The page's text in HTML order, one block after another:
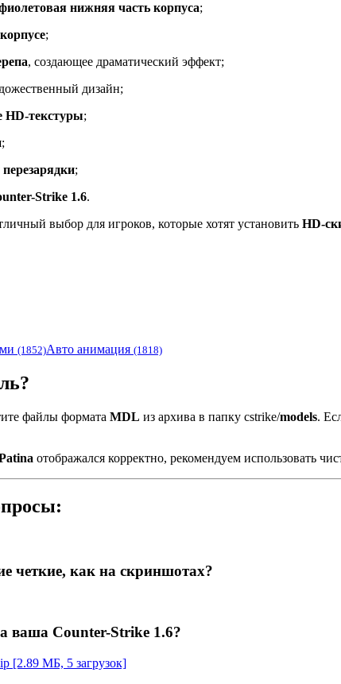
нижняя часть корпуса;
;
, создающее драматический эффект;
дизайн;
HD-текстуры;
;
;
Strike 1.6.
выбор для игроков, которые хотят установить HD-
(1852)Авто анимация (1818)
файлы формата MDL из архива в папку cstrike/models.
отображался корректно, рекомендуем использовать
четкие, как на скриншотах?
ваша Counter-Strike 1.6?
[2.89 МБ, 5 загрузок]